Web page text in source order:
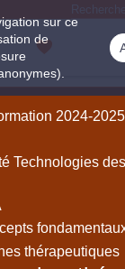
sur ce
de
2024-2025
Technologies
thérapeutiques